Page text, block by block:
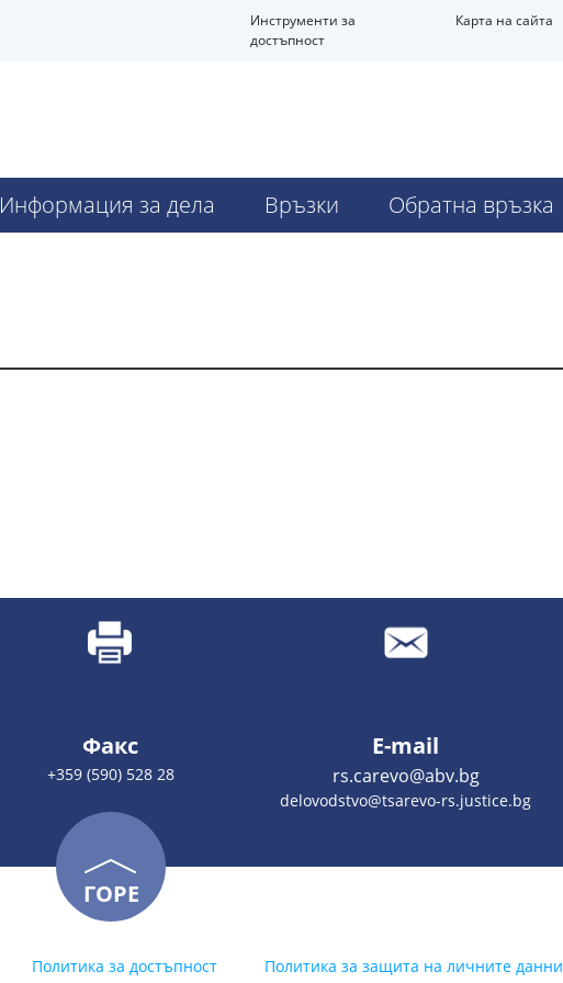
Инструменти за
достъпност
Карта на сайта
Информация за дела Връзки Обратна връзка
Факс
+359 (590) 528 28
E-mail
rs.carevo@abv.bg
delovodstvo@tsarevo-rs.justice.bg
ГОРЕ
Политика за достъпност Политика за защита на личните данни